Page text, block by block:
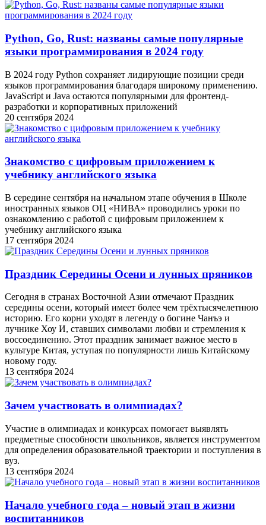
Python, Go, Rust: названы самые популярные
языки программирования в 2024 году
В 2024 году Python сохраняет лидирующие позиции среди
языков программирования благодаря широкому применению.
JavaScript и Java остаются популярными для фронтенд-
разработки и корпоративных приложений
20 сентября 2024
Знакомство с цифровым приложением к
учебнику английского языка
В середине сентября на начальном этапе обучения в Школе
иностранных языков ОЦ «НИВА» проводились уроки по
ознакомлению с работой с цифровым приложением к
учебнику английского языка
17 сентября 2024
Праздник Середины Осени и лунных пряников
Сегодня в странах Восточной Азии отмечают Праздник
середины осени, который имеет более чем трёхтысячелетнюю
историю. Его корни уходят в легенду о богине Чанъэ и
лучнике Хоу И, ставших символами любви и стремления к
воссоединению. Этот праздник занимает важное место в
культуре Китая, уступая по популярности лишь Китайскому
новому году.
13 сентября 2024
Зачем участвовать в олимпиадах?
Участие в олимпиадах и конкурсах помогает выявлять
предметные способности школьников, является инструментом
для определения образовательной траектории и поступления в
вуз.
13 сентября 2024
Начало учебного года – новый этап в жизни
воспитанников